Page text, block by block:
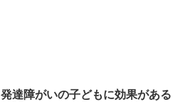
発達障がいの子どもに効果がある